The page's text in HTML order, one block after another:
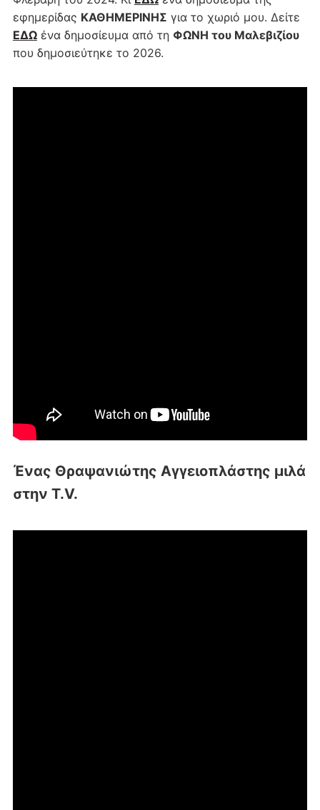
εφημερίδας ΚΑΘΗΜΕΡΙΝΗΣ για το χωριό μου. Δείτε
ΕΔΩένα δημοσίευμα από τη ΦΩΝΗ του Μαλεβιζίου
που δημοσιεύτηκε το 2026.
Ένας Θραψανιώτης Αγγειοπλάστης μιλά
στην T.V.